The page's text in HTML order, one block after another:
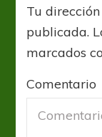
Tu
publicada.
marcados
Comentario